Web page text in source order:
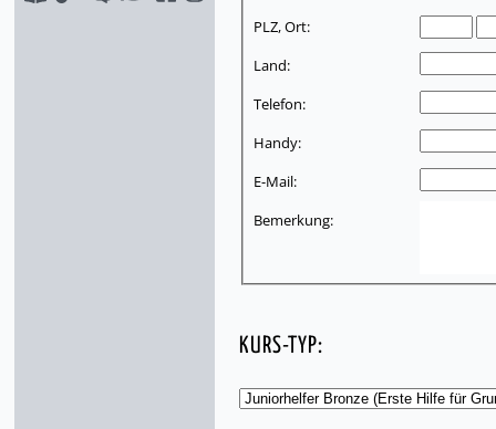
PLZ, Ort:
Land:
Telefon:
Handy:
E-Mail:
Bemerkung:
KURS-TYP: